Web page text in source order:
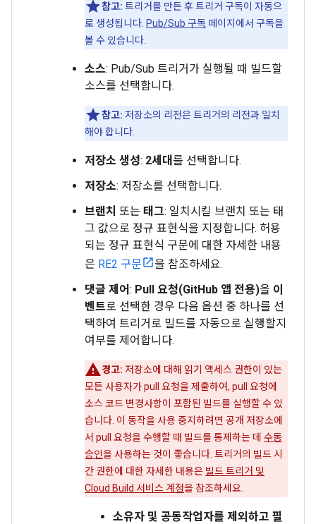
참고: 트리거를 만든 후 트리거 구독이 자동으
로 생성됩니다. Pub/Sub 구독 페이지에서 구독을
볼 수 있습니다.
소스: Pub/Sub 트리거가 실행될 때 빌드할
소스를 선택합니다.
참고: 저장소의 리전은 트리거의 리전과 일치
해야 합니다.
저장소 생성: 2세대를 선택합니다.
저장소: 저장소를 선택합니다.
브랜치 또는 태그: 일치시킬 브랜치 또는 태
그 값으로 정규 표현식을 지정합니다. 허용
되는 정규 표현식 구문에 대한 자세한 내용
은 RE2 구문
을 참조하세요.
댓글 제어 : Pull 요청(GitHub 앱 전용)을 이
벤트로 선택한 경우 다음 옵션 중 하나를 선
택하여 트리거로 빌드를 자동으로 실행할지
여부를 제어합니다.
경고: 저장소에 대해 읽기 액세스 권한이 있는
모든 사용자가 pull 요청을 제출하여, pull 요청에
소스 코드 변경사항이 포함된 빌드를 실행할 수 있
습니다. 이 동작을 사용 중지하려면 공개 저장소에
서 pull 요청을 수행할 때 빌드를 통제하는 데 수동
승인을 사용하는 것이 좋습니다. 트리거의 빌드 시
간 권한에 대한 자세한 내용은 빌드 트리거 및
Cloud Build 서비스 계정을 참조하세요.
소유자 및 공동작업자를 제외하고 필